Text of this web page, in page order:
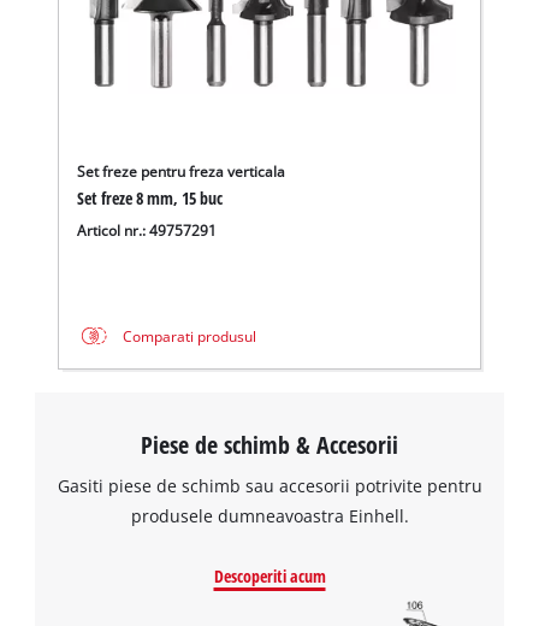
Set freze pentru freza verticala
Set freze 8 mm, 15 buc
Articol nr.: 49757291
Comparati produsul
Piese de schimb & Accesorii
Gasiti piese de schimb sau accesorii potrivite pentru
produsele dumneavoastra Einhell.
Descoperiti acum